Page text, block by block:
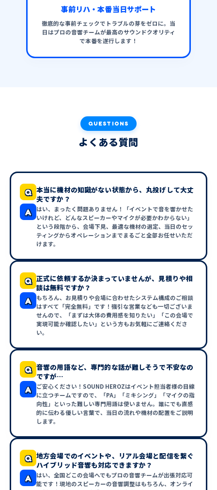
事前リハ・本番当日サポート
徹底的な事前チェックでトラブルの芽をゼロに。当
日はプロの音響チームが最高のサウンドクオリティ
で本番を遂行します！
QUESTIONS
よくある質問
Q 本当に機材の知識がない状態から、丸投げして大丈
夫ですか？
A
はい、まったく問題ありません！「イベントで音を響かせた
いけれど、どんなスピーカーやマイクが必要かわからない」
という段階から、会場下見、最適な機材の選定、当日のセッ
ティングからオペレーションまでまるごと全部お任せいただ
けます。
Q 正式に依頼するか決まっていませんが、見積りや相
談は無料ですか？
A
もちろん、お見積りや会場に合わせたシステム構成のご相談
はすべて「完全無料」です！強引な営業なども一切ございま
せんので、「まずは大体の費用感を知りたい」「この会場で
実現可能か確認したい」という方もお気軽にご連絡くださ
い。
Q 音響の用語など、専門的な話が難しそうで不安なの
ですが…
A
ご安心ください！SOUND HEROZはイベント担当者様の目線
に立つチームですので、「PA」「ミキシング」「マイクの指
向性」といった難しい専門用語は使いません。誰にでも直感
的に伝わる優しい言葉で、当日の流れや機材の配置をご説明
します。
Q 地方会場でのイベントや、リアル会場と配信を繋ぐ
ハイブリッド音響も対応できますか？
A
はい、全国どこの会場へでもプロの音響チームが出張対応可
能です！現地のスピーカーの音響調整はもちろん、オンライ